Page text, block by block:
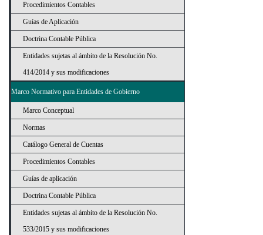
Procedimientos Contables
Guías de Aplicación
Doctrina Contable Pública
Entidades sujetas al ámbito de la Resolución No.
414/2014 y sus modificaciones
Marco Normativo para Entidades de Gobierno
Marco Conceptual
Normas
Catálogo General de Cuentas
Procedimientos Contables
Guías de aplicación
Doctrina Contable Pública
Entidades sujetas al ámbito de la Resolución No.
533/2015 y sus modificaciones